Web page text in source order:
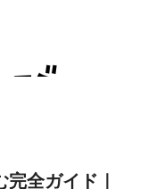
全ガイド｜